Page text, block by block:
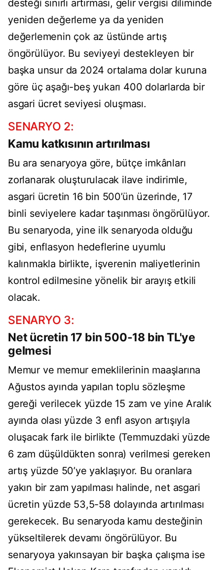
desteği sınırlı artırması, gelir vergisi diliminde
yeniden değerleme ya da yeniden
değerlemenin çok az üstünde artış
öngörülüyor. Bu seviyeyi destekleyen bir
başka unsur da 2024 ortalama dolar kuruna
göre üç aşağı-beş yukarı 400 dolarlarda bir
asgari ücret seviyesi oluşması.
SENARYO 2:
Kamu katkısının artırılması
Bu ara senaryoya göre, bütçe imkânları
zorlanarak oluşturulacak ilave indirimle,
asgari ücretin 16 bin 500’ün üzerinde, 17
binli seviyelere kadar taşınması öngörülüyor.
Bu senaryoda, yine ilk senaryoda olduğu
gibi, enflasyon hedeflerine uyumlu
kalınmakla birlikte, işverenin maliyetlerinin
kontrol edilmesine yönelik bir arayış etkili
olacak.
SENARYO 3:
Net ücretin 17 bin 500-18 bin TL'ye
gelmesi
Memur ve memur emeklilerinin maaşlarına
Ağustos ayında yapılan toplu sözleşme
gereği verilecek yüzde 15 zam ve yine Aralık
ayında olası yüzde 3 enfl asyon artışıyla
oluşacak fark ile birlikte (Temmuzdaki yüzde
6 zam düşüldükten sonra) verilmesi gereken
artış yüzde 50’ye yaklaşıyor. Bu oranlara
yakın bir zam yapılması halinde, net asgari
ücretin yüzde 53,5-58 dolayında artırılması
gerekecek. Bu senaryoda kamu desteğinin
yükseltilerek devamı öngörülüyor. Bu
senaryoya yakınsayan bir başka çalışma ise